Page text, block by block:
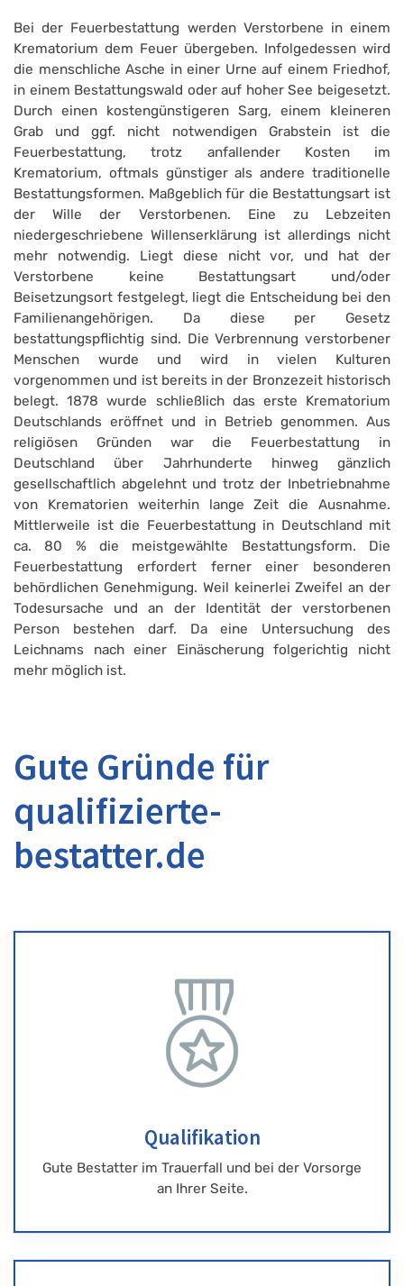
Bei der Feuerbestattung werden Verstorbene in einem
Krematorium dem Feuer übergeben. Infolgedessen wird
die menschliche Asche in einer Urne auf einem Friedhof,
in einem Bestattungswald oder auf hoher See beigesetzt.
Durch einen kostengünstigeren Sarg, einem kleineren
Grab und ggf. nicht notwendigen Grabstein ist die
Feuerbestattung, trotz anfallender Kosten im
Krematorium, oftmals günstiger als andere traditionelle
Bestattungsformen. Maßgeblich für die Bestattungsart ist
der Wille der Verstorbenen. Eine zu Lebzeiten
niedergeschriebene Willenserklärung ist allerdings nicht
mehr notwendig. Liegt diese nicht vor, und hat der
Verstorbene keine Bestattungsart und/oder
Beisetzungsort festgelegt, liegt die Entscheidung bei den
Familienangehörigen. Da diese per Gesetz
bestattungspflichtig sind. Die Verbrennung verstorbener
Menschen wurde und wird in vielen Kulturen
vorgenommen und ist bereits in der Bronzezeit historisch
belegt. 1878 wurde schließlich das erste Krematorium
Deutschlands eröffnet und in Betrieb genommen. Aus
religiösen Gründen war die Feuerbestattung in
Deutschland über Jahrhunderte hinweg gänzlich
gesellschaftlich abgelehnt und trotz der Inbetriebnahme
von Krematorien weiterhin lange Zeit die Ausnahme.
Mittlerweile ist die Feuerbestattung in Deutschland mit
ca. 80 % die meistgewählte Bestattungsform. Die
Feuerbestattung erfordert ferner einer besonderen
behördlichen Genehmigung. Weil keinerlei Zweifel an der
Todesursache und an der Identität der verstorbenen
Person bestehen darf. Da eine Untersuchung des
Leichnams nach einer Einäscherung folgerichtig nicht
mehr möglich ist.
Gute Gründe für
qualifizierte-
bestatter.de
Qualifikation
Gute Bestatter im Trauerfall und bei der Vorsorge
an Ihrer Seite.